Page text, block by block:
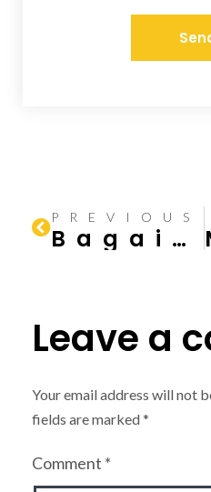
PREVIOUS
Bagaimana Jenis Tanah Mempengaruhi Konstruksi?
Leave a
Your email address will not
fields are marked*
Comment *